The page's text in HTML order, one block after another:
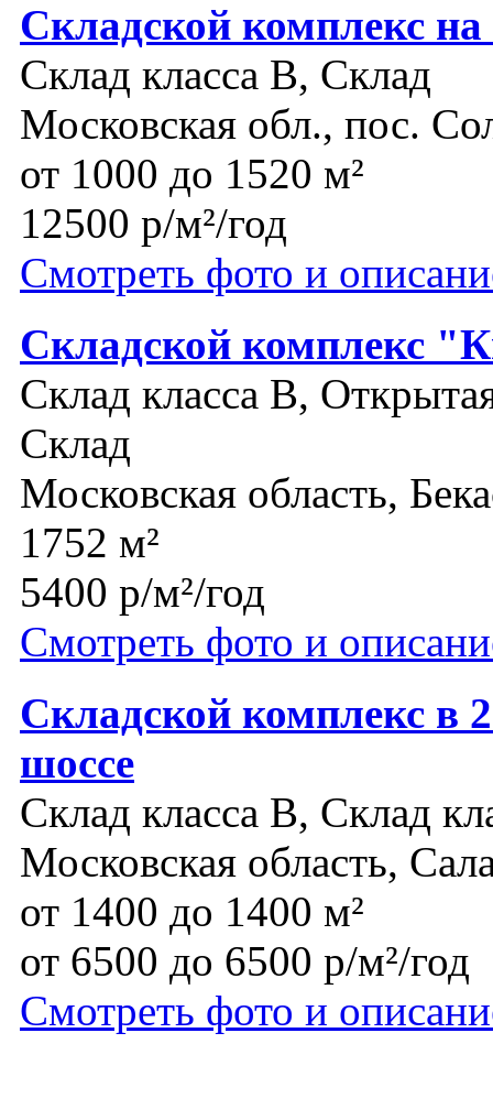
Складской комплекс
Склад класса B, Склад
Московская обл., пос.
от 1000 до 1520 м²
12500 р/м²/год
Смотреть фото и
Складской комплекс
Склад класса B,
Склад
Московская область,
1752 м²
5400 р/м²/год
Смотреть фото и
Складской комплекс
шоссе
Склад класса B, Склад
Московская область,
от 1400 до 1400 м²
от 6500 до 6500 р/м²/год
Смотреть фото и